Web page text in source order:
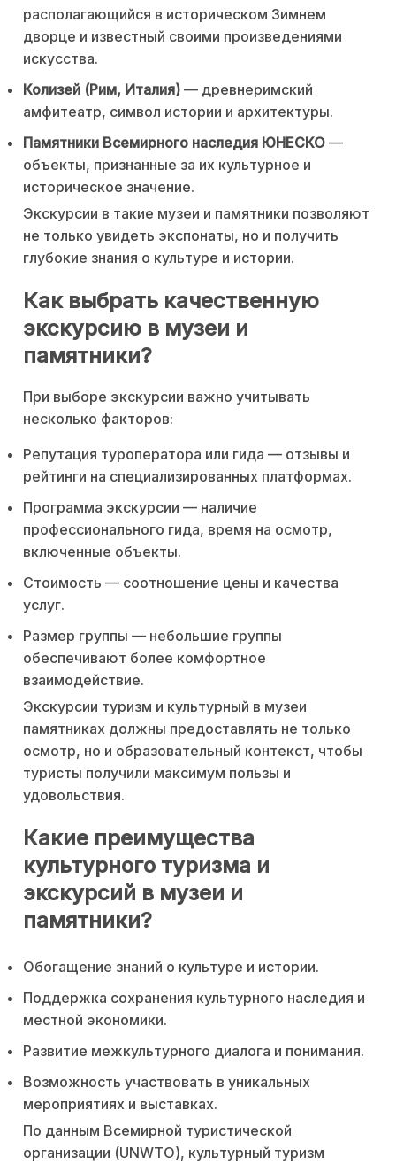
располагающийся в историческом Зимнем
дворце и известный своими произведениями
искусства.
Колизей (Рим, Италия) — древнеримский
амфитеатр, символ истории и архитектуры.
Памятники Всемирного наследия ЮНЕСКО —
объекты, признанные за их культурное и
историческое значение.
Экскурсии в такие музеи и памятники позволяют
не только увидеть экспонаты, но и получить
глубокие знания о культуре и истории.
Как выбрать качественную
экскурсию в музеи и
памятники?
При выборе экскурсии важно учитывать
несколько факторов:
Репутация туроператора или гида — отзывы и
рейтинги на специализированных платформах.
Программа экскурсии — наличие
профессионального гида, время на осмотр,
включенные объекты.
Стоимость — соотношение цены и качества
услуг.
Размер группы — небольшие группы
обеспечивают более комфортное
взаимодействие.
Экскурсии туризм и культурный в музеи
памятниках должны предоставлять не только
осмотр, но и образовательный контекст, чтобы
туристы получили максимум пользы и
удовольствия.
Какие преимущества
культурного туризма и
экскурсий в музеи и
памятники?
Обогащение знаний о культуре и истории.
Поддержка сохранения культурного наследия и
местной экономики.
Развитие межкультурного диалога и понимания.
Возможность участвовать в уникальных
мероприятиях и выставках.
По данным Всемирной туристической
организации (UNWTO), культурный туризм